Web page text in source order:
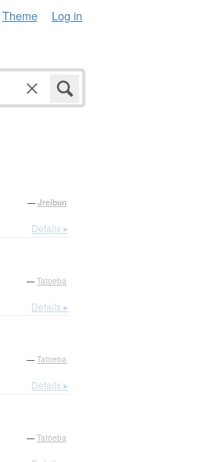
Theme Log in
— Jreibun
Details ▸
— Tatoeba
Details ▸
— Tatoeba
Details ▸
— Tatoeba